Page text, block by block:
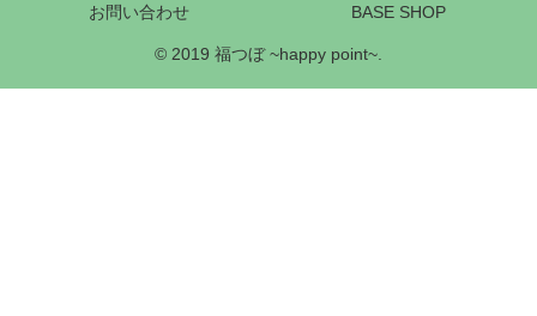
お問い合わせ
BASE SHOP
© 2019 福つぼ ~happy point~.